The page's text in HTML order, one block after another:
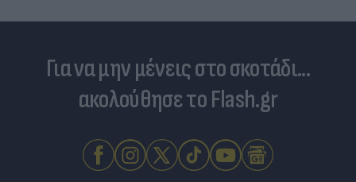
Για να μην μένεις στο σκοτάδι...
ακολούθησε το Flash.gr